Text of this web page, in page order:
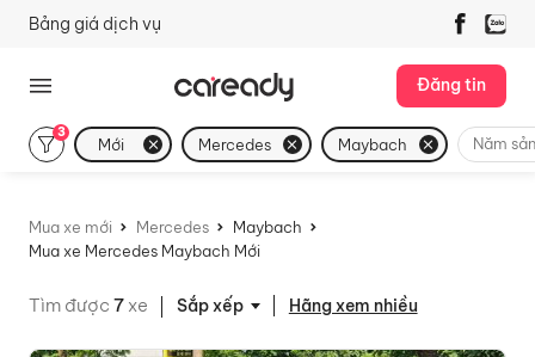
Bảng giá dịch vụ
Đăng tin
3
Mới Mercedes Maybach Năm
Mua xe mới Mercedes
Maybach
Mua xe Mercedes Maybach Mới
Tìm được 7xe Hãng xem nhiều